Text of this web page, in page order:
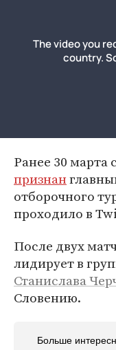
Ранее 30 марта
признан
отборочного
проходило в
После двух
лидирует в
Станислава
Словению.
Больше